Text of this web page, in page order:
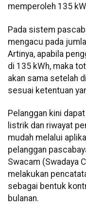
memperoleh 135
Pada sistem
mengacu pada
Artinya, apabila
di 135 kWh, maka
akan sama setelah
sesuai ketentuan
Pelanggan kini
listrik dan riwayat
mudah melalui
pelanggan
Swacam (Swadaya
melakukan
sebagai bentuk
bulanan.